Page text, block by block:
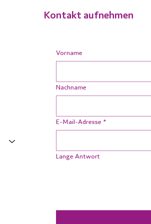
Kontakt aufnehmen
Vorname
Nachname
E-Mail-Adresse *
Lange Antwort